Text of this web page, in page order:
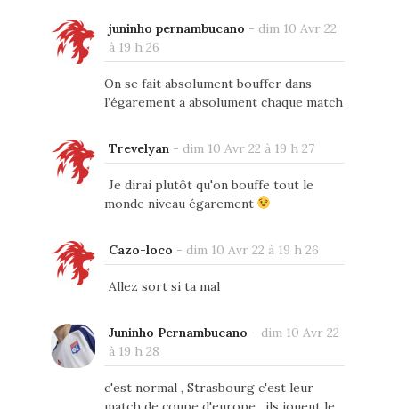
juninho pernambucano - dim 10 Avr 22
à 19 h 26
On se fait absolument bouffer dans
l’égarement a absolument chaque match
Trevelyan- dim 10 Avr 22 à 19 h 27
Je dirai plutôt qu'on bouffe tout le
monde niveau égarement
Cazo-loco - dim 10 Avr 22 à 19 h 26
Allez sort si ta mal
Juninho Pernambucano - dim 10 Avr 22
à 19 h 28
c'est normal , Strasbourg c'est leur